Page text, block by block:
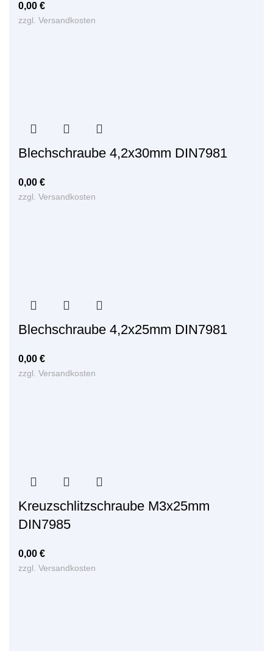
0,00 €
zzgl. Versandkosten
Blechschraube 4,2x30mm DIN7981
0,00 €
zzgl. Versandkosten
Blechschraube 4,2x25mm DIN7981
0,00 €
zzgl. Versandkosten
Kreuzschlitzschraube M3x25mm
DIN7985
0,00 €
zzgl. Versandkosten